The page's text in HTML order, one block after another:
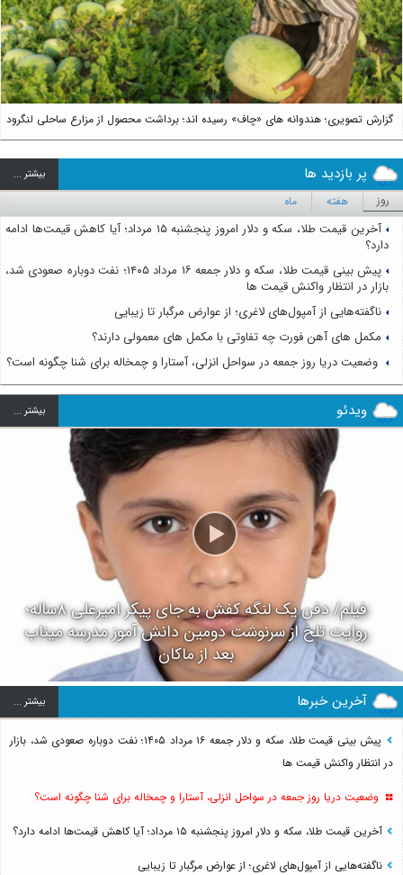
گزارش تصویری؛ هندوانه های «چاف» رسیده اند؛ برداشت محصول از مزارع ساحلی لنگرود
پر بازدید ها بيشتر ...
روز هفته ماه
آخرین قیمت طلا، سکه و دلار امروز پنجشنبه ۱۵ مرداد؛ آیا کاهش قیمت‌ها ادامه
دارد؟
پیش بینی قیمت طلا، سکه و دلار جمعه ۱۶ مرداد ۱۴۰۵؛ نفت دوباره صعودی شد،
بازار در انتظار واکنش قیمت ها
ناگفته‌هایی از آمپول‌های لاغری؛ از عوارض مرگبار تا زیبایی
مکمل های آهن فورت چه تفاوتی با مکمل های معمولی دارند؟
وضعیت دریا روز جمعه در سواحل انزلی، آستارا و چمخاله برای شنا چگونه است؟
ویدئو بيشتر ...
فیلم/ دفن یک لنگه کفش به جای پیکر امیرعلی ۸ساله؛
روایت تلخ از سرنوشت دومین دانش آموز مدرسه میناب
بعد از ماکان
آخرین خبرها بيشتر ...
پیش بینی قیمت طلا، سکه و دلار جمعه ۱۶ مرداد ۱۴۰۵؛ نفت دوباره صعودی شد، بازار
در انتظار واکنش قیمت ها
وضعیت دریا روز جمعه در سواحل انزلی، آستارا و چمخاله برای شنا چگونه است؟
آخرین قیمت طلا، سکه و دلار امروز پنجشنبه ۱۵ مرداد؛ آیا کاهش قیمت‌ها ادامه دارد؟
ناگفته‌هایی از آمپول‌های لاغری؛ از عوارض مرگبار تا زیبایی